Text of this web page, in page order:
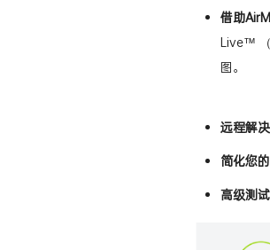
借助
Live™
图。
远程解
简化您
高级测